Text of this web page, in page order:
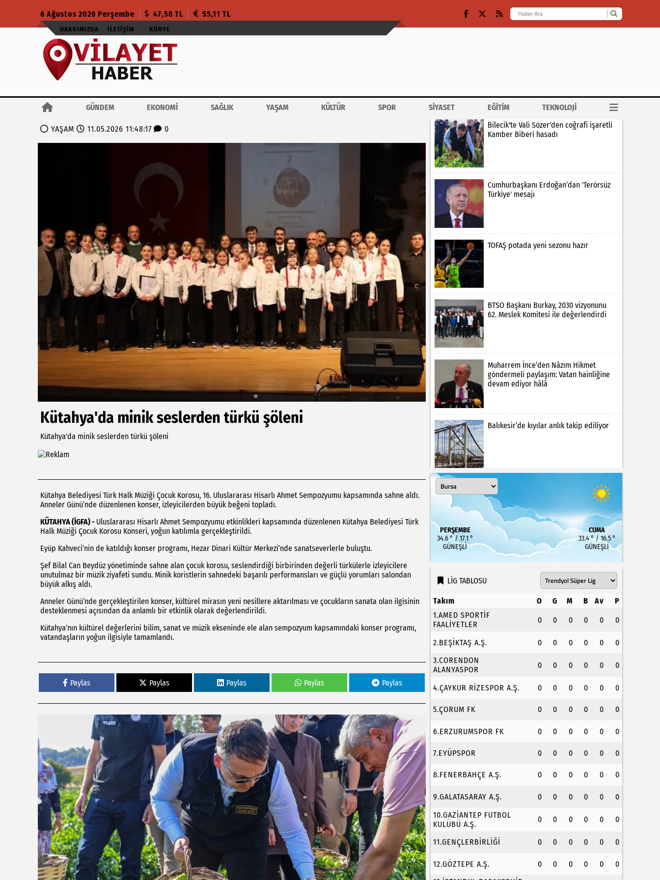
6 Ağustos 2026 Perşembe 47,58 TL 55,11 TL
HAKKIMIZDA İLETIŞIM KÜNYE
GÜNDEM EKONOMİ SAĞLIK YAŞAM KÜLTÜR SPOR SİYASET EĞİTİM TEKNOLOJİ
YAŞAM 11.05.2026 11:48:17 0
Kütahya'da minik seslerden türkü şöleni
Kütahya'da minik seslerden türkü şöleni
Kütahya Belediyesi Türk Halk Müziği Çocuk Korosu, 16. Uluslararası Hisarlı Ahmet Sempozyumu kapsamında sahne aldı.
Anneler Günü’nde düzenlenen konser, izleyicilerden büyük beğeni topladı.
KÜTAHYA (İGFA) - Uluslararası Hisarlı Ahmet Sempozyumu etkinlikleri kapsamında düzenlenen Kütahya Belediyesi Türk
Halk Müziği Çocuk Korosu Konseri, yoğun katılımla gerçekleştirildi.
Eyüp Kahveci’nin de katıldığı konser programı, Hezar Dinari Kültür Merkezi’nde sanatseverlerle buluştu.
Şef Bilal Can Beydüz yönetiminde sahne alan çocuk korosu, seslendirdiği birbirinden değerli türkülerle izleyicilere
unutulmaz bir müzik ziyafeti sundu. Minik koristlerin sahnedeki başarılı performansları ve güçlü yorumları salondan
büyük alkış aldı.
Anneler Günü’nde gerçekleştirilen konser, kültürel mirasın yeni nesillere aktarılması ve çocukların sanata olan ilgisinin
desteklenmesi açısından da anlamlı bir etkinlik olarak değerlendirildi.
Kütahya’nın kültürel değerlerini bilim, sanat ve müzik ekseninde ele alan sempozyum kapsamındaki konser programı,
vatandaşların yoğun ilgisiyle tamamlandı.
Paylas Paylas Paylas Paylas Paylas
Bilecik'te Vali Sözer'den coğrafi işaretli
Kamber Biberi hasadı
Cumhurbaşkanı Erdoğan’dan 'Terörsüz
Türkiye' mesajı
TOFAŞ potada yeni sezonu hazır
BTSO Başkanı Burkay, 2030 vizyonunu
62. Meslek Komitesi ile değerlendirdi
Muharrem İnce’den Nâzım Hikmet
göndermeli paylaşım: Vatan hainliğine
devam ediyor hâlâ
Balıkesir’de kıyılar anlık takip ediliyor
PERŞEMBE
34.6 ° / 17.1 °
GÜNEŞLI
CUMA
33.4 ° / 16.5 °
GÜNEŞLI
LİG TABLOSU
Takım O G M B Av
P
1.AMED SPORTİF
FAALİYETLER
0 0 0 0 0 0
2.BEŞİKTAŞ A.Ş. 0 0 0 0 0
0
3.CORENDON
ALANYASPOR
0 0 0 0 0 0
4.ÇAYKUR RİZESPOR A.Ş. 0 0 0 0 0 0
5.ÇORUM FK 0 0 0 0 0 0
6.ERZURUMSPOR FK 0 0 0 0 0 0
7.EYÜPSPOR 0 0 0 0 0 0
8.FENERBAHÇE A.Ş. 0 0 0 0 0 0
9.GALATASARAY A.Ş. 0 0 0 0 0
0
10.GAZİANTEP FUTBOL
KULÜBÜ A.Ş.
0 0 0 0 0 0
11.GENÇLERBİRLİĞİ 0 0 0 0 0 0
12.GÖZTEPE A.Ş. 0 0 0 0 0
0